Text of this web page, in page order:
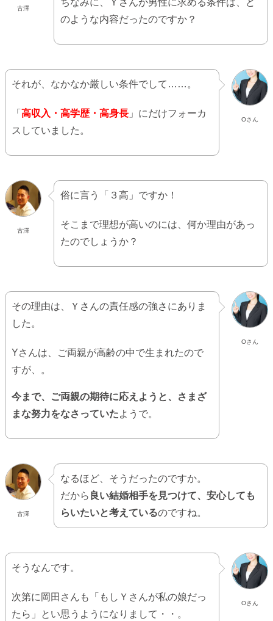
古澤
ちなみに、Ｙさんが男性に求める条件は、ど
のような内容だったのですか？
Oさん
それが、なかなか厳しい条件でして……。
「 高収入・高学歴・高身長 」にだけフォーカ
スしていました。
古澤
俗に言う「３高」ですか！
そこまで理想が高いのには、何か理由があっ
たのでしょうか？
Oさん
その理由は、Ｙさんの責任感の強さにありま
した。
Yさんは、ご両親が高齢の中で生まれたので
すが、。
今まで、ご両親の期待に応えようと、さまざ
まな努力をなさっていたようで。
古澤
なるほど、そうだったのですか。
だから 良い結婚相手を見つけて、安心しても
らいたいと考えているのですね。
Oさん
そうなんです。
次第に岡田さんも「もしＹさんが私の娘だっ
たら」とい思うようになりまして・・。